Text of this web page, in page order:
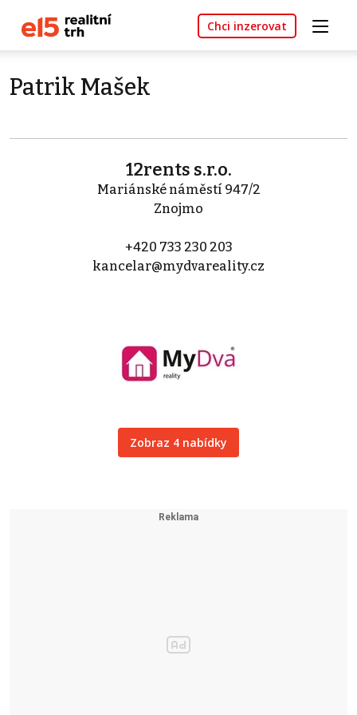
Chci inzerovat
Patrik Mašek
12rents s.r.o.
Mariánské náměstí 947/2
Znojmo
+420 733 230 203
kancelar@mydvareality.cz
Zobraz 4 nabídky